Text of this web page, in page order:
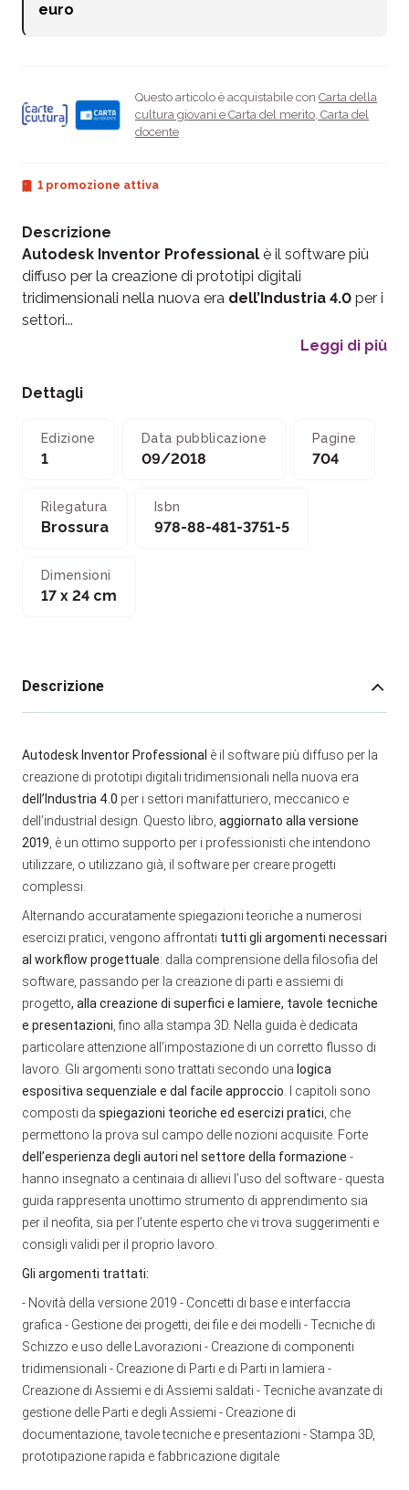
euro
Questo articolo è acquistabile con Carta della
cultura giovani e Carta del merito, Carta del
docente
1 promozione attiva
Descrizione
Autodesk Inventor Professional è il software più
diffuso per la creazione di prototipi digitali
tridimensionali nella nuova era dell’Industria 4.0 per i
settori...
Leggi di più
Dettagli
Edizione
1
Data pubblicazione
09/2018
Pagine
704
Rilegatura
Brossura
Isbn
978-88-481-3751-5
Dimensioni
17 x 24 cm
Descrizione
Autodesk Inventor Professional è il software più diffuso per la
creazione di prototipi digitali tridimensionali nella nuova era
dell’Industria 4.0 per i settori manifatturiero, meccanico e
dell’industrial design. Questo libro, aggiornato alla versione
2019, è un ottimo supporto per i professionisti che intendono
utilizzare, o utilizzano già, il software per creare progetti
complessi.
Alternando accuratamente spiegazioni teoriche a numerosi
esercizi pratici, vengono affrontati tutti gli argomenti necessari
al workflow progettuale: dalla comprensione della filosofia del
software, passando per la creazione di parti e assiemi di
progetto, alla creazione di superfici e lamiere, tavole tecniche
e presentazioni, fino alla stampa 3D. Nella guida è dedicata
particolare attenzione all’impostazione di un corretto flusso di
lavoro. Gli argomenti sono trattati secondo una logica
espositiva sequenziale e dal facile approccio. I capitoli sono
composti da spiegazioni teoriche ed esercizi pratici, che
permettono la prova sul campo delle nozioni acquisite. Forte
dell’esperienza degli autori nel settore della formazione -
hanno insegnato a centinaia di allievi l’uso del software - questa
guida rappresenta unottimo strumento di apprendimento sia
per il neofita, sia per l’utente esperto che vi trova suggerimenti e
consigli validi per il proprio lavoro.
Gli argomenti trattati:
- Novità della versione 2019 - Concetti di base e interfaccia
grafica - Gestione dei progetti, dei file e dei modelli - Tecniche di
Schizzo e uso delle Lavorazioni - Creazione di componenti
tridimensionali - Creazione di Parti e di Parti in lamiera -
Creazione di Assiemi e di Assiemi saldati - Tecniche avanzate di
gestione delle Parti e degli Assiemi - Creazione di
documentazione, tavole tecniche e presentazioni - Stampa 3D,
prototipazione rapida e fabbricazione digitale